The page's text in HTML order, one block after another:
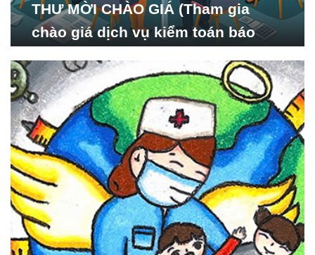
THƯ MỜI CHÀO GIÁ (Tham gia
chào giá dịch vụ kiểm toán báo
Nghiên cứu Phát triển Xã
hội_ISDS)